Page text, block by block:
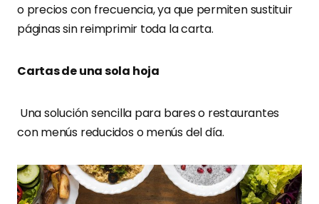
o precios con frecuencia, ya que permiten sustituir
páginas sin reimprimir toda la carta.
Cartas de una sola hoja
Una solución sencilla para bares o restaurantes
con menús reducidos o menús del día.